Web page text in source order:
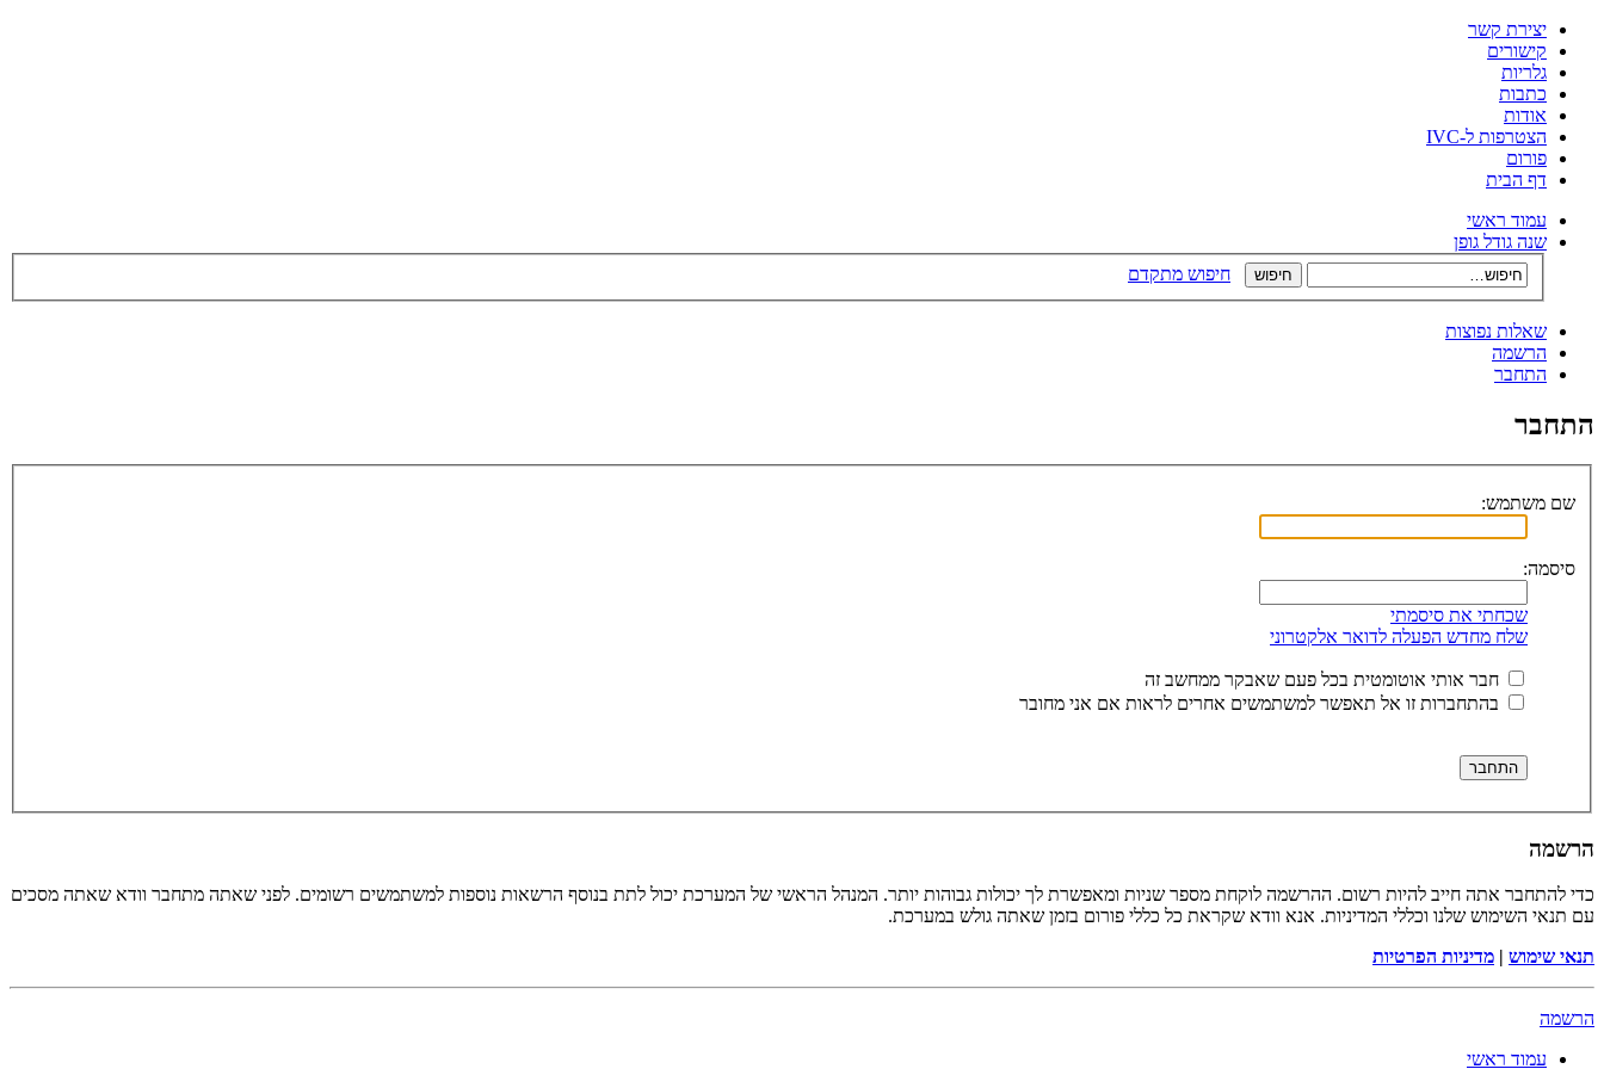
יצירת קשר
קישורים
גלריות
כתבות
אודות
הצטרפות ל-IVC
פורום
דף הבית
עמוד ראשי
שנה גודל גופן
חיפוש מתקדם
שאלות נפוצות
הרשמה
התחבר
התחבר
שם משתמש:
סיסמה:
שכחתי את סיסמתי
שלח מחדש הפעלה לדואר אלקטרוני
חבר אותי אוטומטית בכל פעם שאבקר ממחשב זה
בהתחברות זו אל תאפשר למשתמשים אחרים לראות אם אני מחובר
הרשמה
כדי להתחבר אתה חייב להיות רשום. ההרשמה לוקחת מספר שניות ומאפשרת לך יכולות גבוהות יותר. המנהל הראשי של המערכת יכול לתת בנוסף הרשאות נוספות למשתמשים רשומים. לפני שאתה מתחבר וודא שאתה מסכים
עם תנאי השימוש שלנו וכללי המדיניות. אנא וודא שקראת כל כללי פורום בזמן שאתה גולש במערכת.
תנאי שימוש | מדיניות הפרטיות
הרשמה
עמוד ראשי